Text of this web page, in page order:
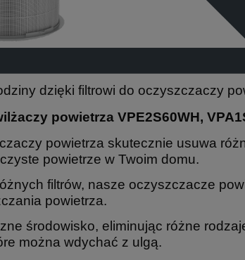
dzięki filtrowi do oczyszczaczy
powietrza VPE2S60WH,
powietrza skutecznie usuwa
powietrze w Twoim domu.
filtrów, nasze oczyszczacze
powietrza.
środowisko, eliminując różne
można wdychać z ulgą.